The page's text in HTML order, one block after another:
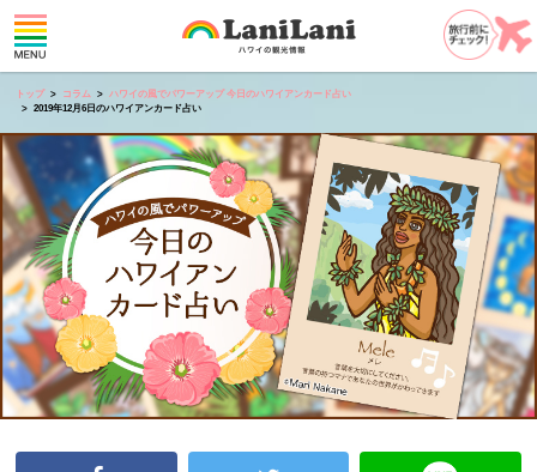
トップ コラム
ハワイの風でパワーアップ 今日のハワイアンカード占い
2019年12月6日のハワイアンカード占い